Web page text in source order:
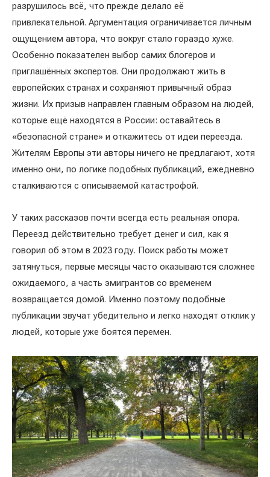
разрушилось всё, что прежде делало её
привлекательной. Аргументация ограничивается личным
ощущением автора, что вокруг стало гораздо хуже.
Особенно показателен выбор самих блогеров и
приглашённых экспертов. Они продолжают жить в
европейских странах и сохраняют привычный образ
жизни. Их призыв направлен главным образом на людей,
которые ещё находятся в России: оставайтесь в
«безопасной стране» и откажитесь от идеи переезда.
Жителям Европы эти авторы ничего не предлагают, хотя
именно они, по логике подобных публикаций, ежедневно
сталкиваются с описываемой катастрофой.
У таких рассказов почти всегда есть реальная опора.
Переезд действительно требует денег и сил, как я
говорил об этом в 2023 году. Поиск работы может
затянуться, первые месяцы часто оказываются сложнее
ожидаемого, а часть эмигрантов со временем
возвращается домой. Именно поэтому подобные
публикации звучат убедительно и легко находят отклик у
людей, которые уже боятся перемен.